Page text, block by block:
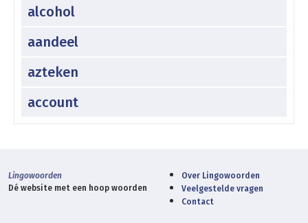
alcohol
aandeel
azteken
account
Lingowoorden
Dé website met een hoop woorden
Over Lingowoorden
Veelgestelde vragen
Contact